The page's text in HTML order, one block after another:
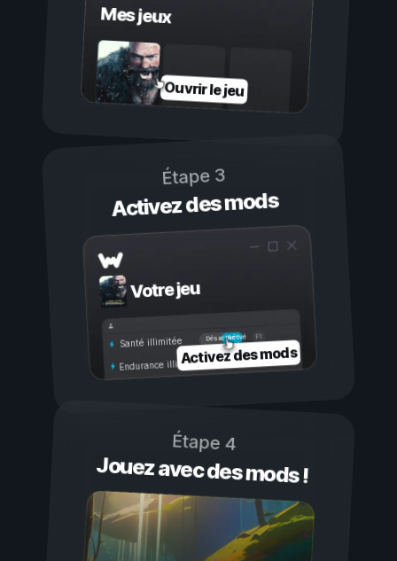
Mes jeux
Ouvrir le jeu
Étape 3
Activez des mods
Votre jeu
Activé
Désactivé
Santé illimitée
Endurance illimitéeActivez des mods
Étape 4
Jouez avec des mods !